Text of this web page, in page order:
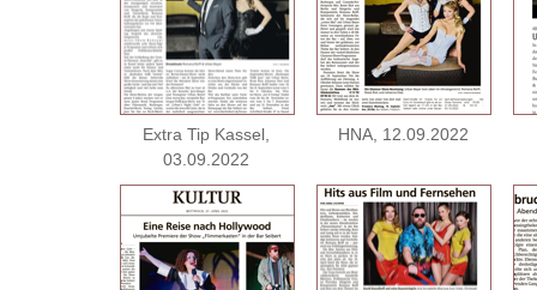
Extra Tip Kassel,
03.09.2022
HNA, 12.09.2022